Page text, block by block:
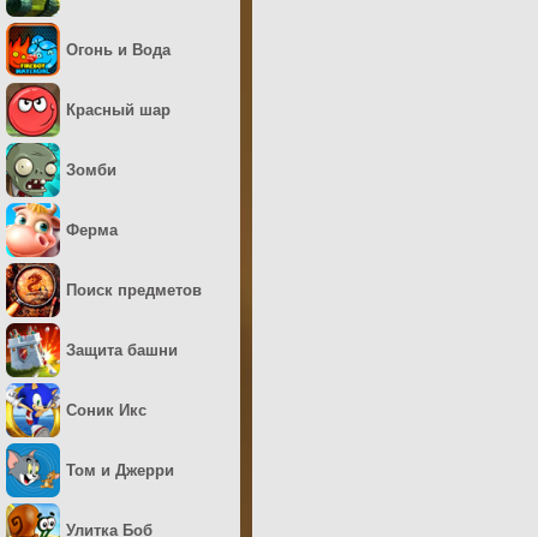
Огонь и Вода
Красный шар
Зомби
Ферма
Поиск предметов
Защита башни
Соник Икс
Том и Джерри
Улитка Боб